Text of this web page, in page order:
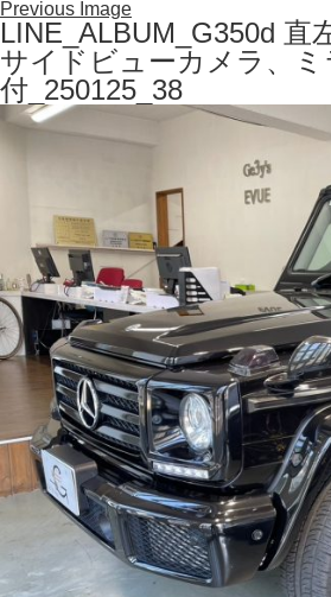
Previous Image
LINE_ALBUM_G350d 直
サイドビューカメラ、
付_250125_38